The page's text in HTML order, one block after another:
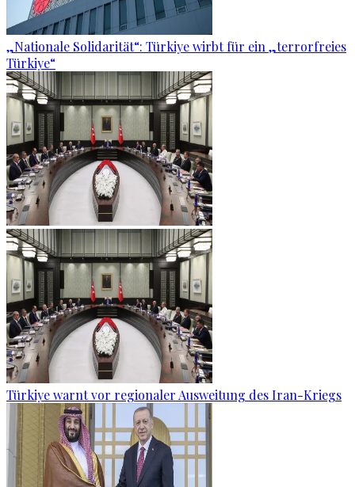
„Nationale Solidarität“: Türkiye wirbt für ein „terrorfreies
Türkiye“
Türkiye warnt vor regionaler Ausweitung des Iran-Kriegs